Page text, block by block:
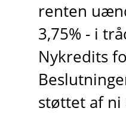
renten
3,75% - i
Nykredits
støttet af ni